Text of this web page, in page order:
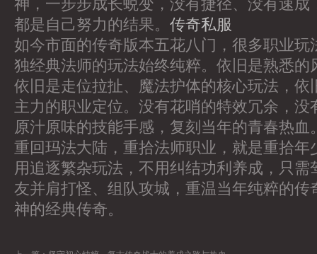
神，一步步成长蜕变，没有捷径、没有速成
都是自己努力的结果。 传奇私服
如今市面的传奇版本五花八门，很多职业玩
独经典法师的玩法始终纯粹。依旧是熟悉的
依旧是走位拉扯、魔法护体的核心玩法，依
主力的职业定位。没有花哨的特效冗余，没
原汁原味的技能手感，复刻当年的青春热血
重回玛法大陆，重拾法师职业，就是重拾年
用追逐繁杂玩法，不用纠结功利养成，只需
友并肩打怪、组队攻城，重温当年纯粹的传
神的经典传奇。